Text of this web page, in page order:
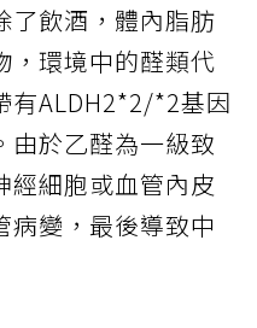
了飲酒，體內脂肪
，環境中的醛類代
有ALDH2*2/*2基因
由於乙醛為一級致
經細胞或血管內皮
病變，最後導致中